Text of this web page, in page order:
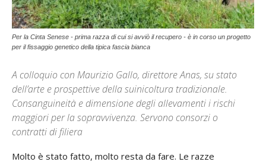
Per la Cinta Senese - prima razza di cui si avviò il recupero - è in corso un progetto
per il fissaggio genetico della tipica fascia bianca
A colloquio con Maurizio Gallo, direttore Anas, su stato
dell’arte e prospettive della suinicoltura tradizionale.
Consanguineità e dimensione degli allevamenti i rischi
maggiori per la sopravvivenza. Servono consorzi o
contratti di filiera
Molto è stato fatto, molto resta da fare. Le razze